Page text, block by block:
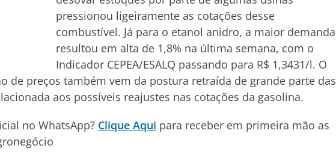
pressionou ligeiramente as cotações desse
combustível. Já para o etanol anidro, a maior demanda
resultou em alta de 1,8% na última semana, com o
Indicador CEPEA/ESALQ passando para R$ 1,3431/l. O
de preços também vem da postura retraída de grande parte das
aos possíveis reajustes nas cotações da gasolina.
no WhatsApp? Clique Aqui para receber em primeira mão as